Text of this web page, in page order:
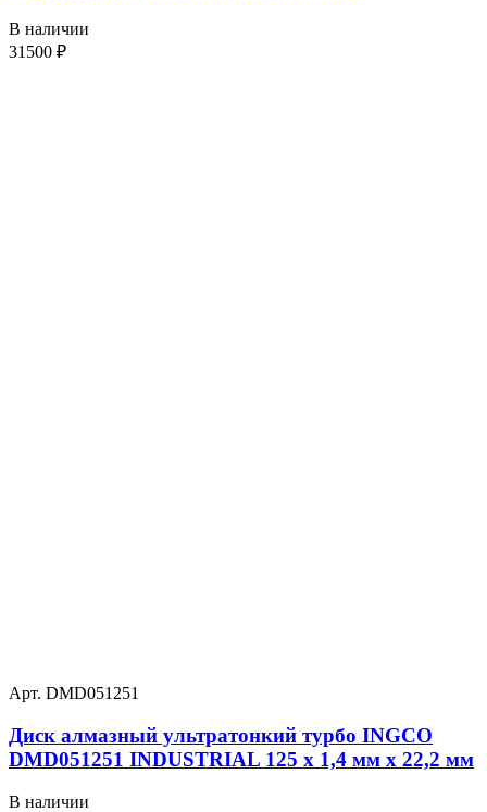
В наличии
31500 ₽
Арт. DMD051251
Диск алмазный ультратонкий турбо INGCO
DMD051251 INDUSTRIAL 125 х 1,4 мм x 22,2 мм
В наличии